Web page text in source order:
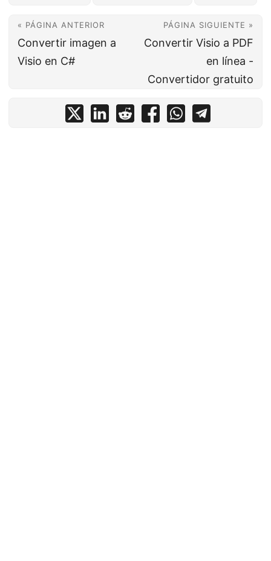
« PÁGINA ANTERIOR
Convertir imagen a
Visio en C#
PÁGINA SIGUIENTE »
Convertir Visio a PDF
en línea -
Convertidor gratuito